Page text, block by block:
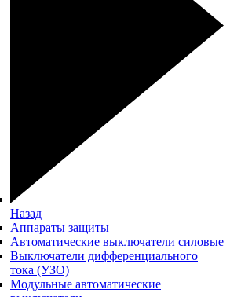
Назад
Аппараты защиты
Автоматические выключатели силовые
Выключатели дифференциального
тока (УЗО)
Модульные автоматические